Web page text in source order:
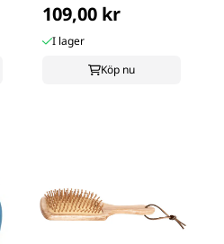
109,00 kr
I lager
Köp nu